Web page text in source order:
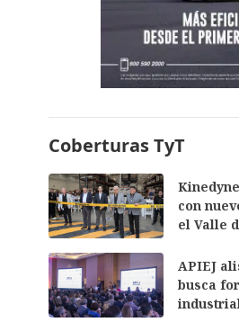
Coberturas TyT
con
el Valle
APIEJ
busca